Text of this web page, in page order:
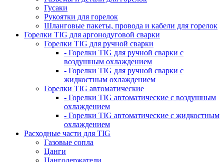
Гусаки
Рукоятки для горелок
Шланговые пакеты, провода и кабели для горелок
Горелки TIG для аргонодуговой сварки
Горелки TIG для ручной сварки
- Горелки TIG для ручной сварки с
воздушным охлаждением
- Горелки TIG для ручной сварки с
жидкостным охлаждением
Горелки TIG автоматические
- Горелки TIG автоматические с воздушным
охлаждением
- Горелки TIG автоматические с жидкостным
охлаждением
Расходные части для TIG
Газовые сопла
Цанги
Цангодержатели